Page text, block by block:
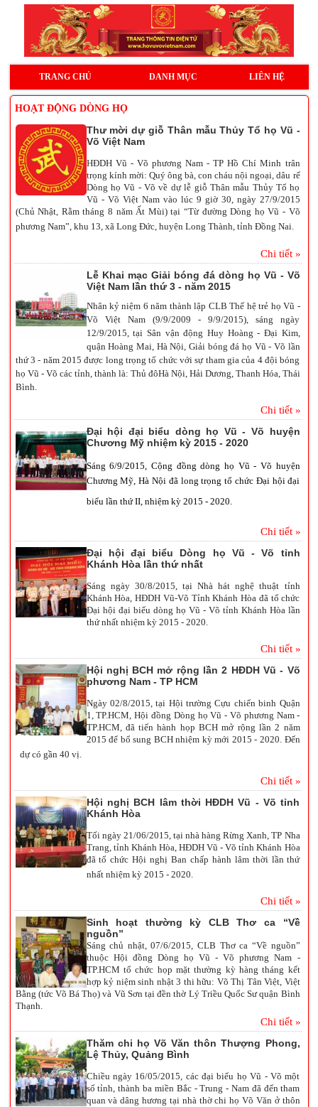
TRANG CHỦ DANH MỤC LIÊN HỆ
HOẠT ĐỘNG DÒNG HỌ
Thư mời dự giỗ Thân mẫu Thủy Tổ họ Vũ -
Võ Việt Nam
HĐDH Vũ - Võ phương Nam - TP Hồ Chí Minh trân
trọng kính mời: Quý ông bà, con cháu nội ngoại, dâu rể
Dòng họ Vũ - Võ về dự lễ giỗ Thân mẫu Thủy Tổ họ
Vũ - Võ Việt Nam vào lúc 9 giờ 30, ngày 27/9/2015
(Chủ Nhật, Rằm tháng 8 năm Ất Mùi) tại “Từ đường Dòng họ Vũ - Võ
phương Nam”, khu 13, xã Long Đức, huyện Long Thành, tỉnh Đồng Nai.
Chi tiết »
Lễ Khai mạc Giải bóng đá dòng họ Vũ - Võ
Việt Nam lần thứ 3 - năm 2015
Nhân kỷ niệm 6 năm thành lập CLB Thế hệ trẻ họ Vũ -
Võ Việt Nam (9/9/2009 - 9/9/2015), sáng ngày
12/9/2015, tại Sân vận động Huy Hoàng - Đại Kim,
quận Hoàng Mai, Hà Nội, Giải bóng đá họ Vũ - Võ lần
thứ 3 - năm 2015 được long trọng tổ chức với sự tham gia của 4 đội bóng
họ Vũ - Võ các tỉnh, thành là: Thủ đôHà Nội, Hải Dương, Thanh Hóa, Thái
Bình.
Chi tiết »
Đại hội đại biểu dòng họ Vũ - Võ huyện
Chương Mỹ nhiệm kỳ 2015 - 2020
Sáng 6/9/2015, Cộng đồng dòng họ Vũ - Võ huyện
Chương Mỹ, Hà Nội đã long trọng tổ chức Đại hội đại
biểu lần thứ II, nhiệm kỳ 2015 - 2020.
Chi tiết »
Đại hội đại biểu Dòng họ Vũ - Võ tỉnh
Khánh Hòa lần thứ nhất
Sáng ngày 30/8/2015, tại Nhà hát nghệ thuật tỉnh
Khánh Hòa, HĐDH Vũ-Võ Tỉnh Khánh Hòa đã tổ chức
Đại hội đại biểu dòng họ Vũ - Võ tỉnh Khánh Hòa lần
thứ nhất nhiệm kỳ 2015 - 2020.
Chi tiết »
Hội nghị BCH mở rộng lần 2 HĐDH Vũ - Võ
phương Nam - TP HCM
Ngày 02/8/2015, tại Hội trường Cựu chiến binh Quận
1, TP.HCM, Hội đồng Dòng họ Vũ - Võ phương Nam -
TP.HCM, đã tiến hành họp BCH mở rộng lần 2 năm
2015 để bổ sung BCH nhiệm kỳ mới 2015 - 2020. Đến
dự có gần 40 vị.
Chi tiết »
Hội nghị BCH lâm thời HĐDH Vũ - Võ tỉnh
Khánh Hòa
Tối ngày 21/06/2015, tại nhà hàng Rừng Xanh, TP Nha
Trang, tỉnh Khánh Hòa, HĐDH Vũ - Võ tỉnh Khánh Hòa
đã tổ chức Hội nghị Ban chấp hành lâm thời lần thứ
nhất nhiệm kỳ 2015 - 2020.
Chi tiết »
Sinh hoạt thường kỳ CLB Thơ ca “Về
nguồn”
Sáng chủ nhật, 07/6/2015, CLB Thơ ca “Về nguồn”
thuộc Hội đồng Dòng họ Vũ - Võ phương Nam -
TP.HCM tổ chức họp mặt thường kỳ hàng tháng kết
hợp kỷ niệm sinh nhật 3 thi hữu: Võ Thị Tân Việt, Việt
Bằng (tức Võ Bá Thọ) và Vũ Sơn tại đền thờ Lý Triều Quốc Sư quận Bình
Thạnh.
Chi tiết »
Thăm chi họ Võ Văn thôn Thượng Phong,
Lệ Thủy, Quảng Bình
Chiều ngày 16/05/2015, các đại biểu họ Vũ - Võ một
số tỉnh, thành ba miền Bắc - Trung - Nam đã đến tham
quan và dâng hương tại nhà thờ chi họ Võ Văn ở thôn